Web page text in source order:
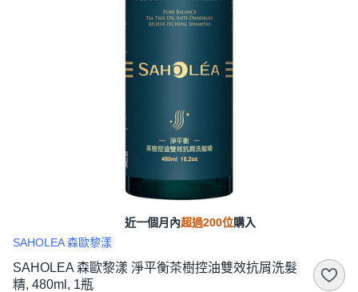
近一個月內超過200位購入
SAHOLEA 森歐黎漾
SAHOLEA 森歐黎漾 淨平衡茶樹控油雙效抗屑洗髮
精, 480ml, 1瓶